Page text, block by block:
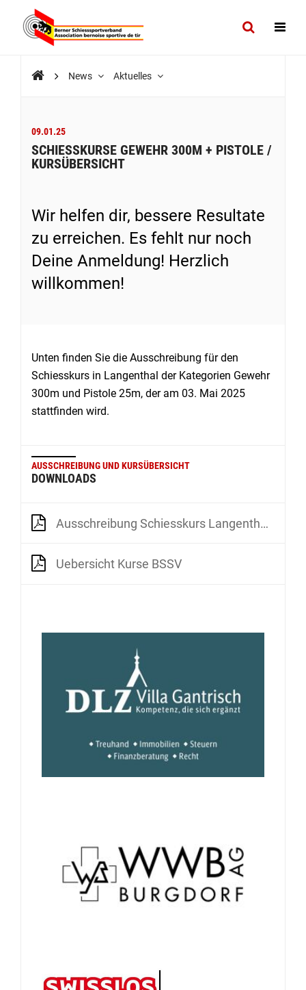
News Aktuelles
09.01.25
SCHIESSKURSE GEWEHR 300M + PISTOLE /
KURSÜBERSICHT
Wir helfen dir, bessere Resultate
zu erreichen. Es fehlt nur noch
Deine Anmeldung! Herzlich
willkommen!
Unten finden Sie die Ausschreibung für den
Schiesskurs in Langenthal der Kategorien Gewehr
300m und Pistole 25m, der am 03. Mai 2025
stattfinden wird.
AUSSCHREIBUNG UND KURSÜBERSICHT
DOWNLOADS
Ausschreibung Schiesskurs Langenthal G300m P25m 3 5 2025
Uebersicht Kurse BSSV